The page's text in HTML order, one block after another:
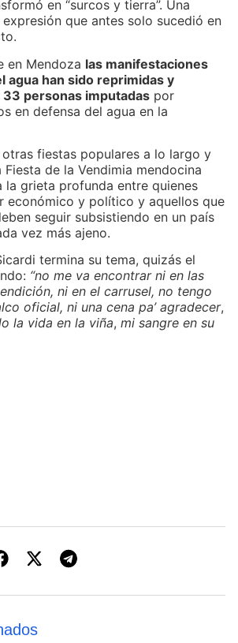
en “surcos y tierra”. Una
que antes solo sucedió en
en Mendoza las manifestaciones
agua han sido reprimidas y
personas imputadas por
en defensa del agua en la
fiestas populares a lo largo y
de la Vendimia mendocina
la grieta profunda entre quienes
económico y político y aquellos que
seguir subsistiendo en un país
vez más ajeno.
termina su tema, quizás el
“no me va encontrar ni en las
ni en el carrusel, no tengo
oficial, ni una cena pa’ agradecer,
la vida en la viña, mi sangre en su